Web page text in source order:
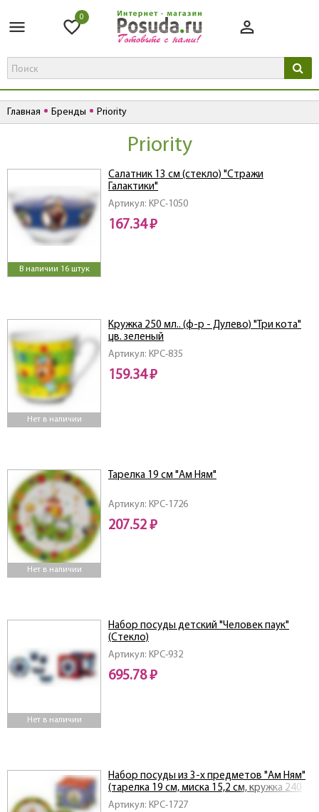
0
Главная Бренды Priority
Priority
В наличии 16 штук
Артикул: KPC-1050
Салатник 13 см (стекло) "Стражи
Галактики"
167.34 ₽
Нет в наличии
Артикул: КРС-835
Кружка 250 мл.. (ф-р - Дулево) "Три кота"
цв. зеленый
159.34 ₽
Нет в наличии
Артикул: КРС-1726
Тарелка 19 см "Ам Ням"
207.52 ₽
Нет в наличии
Артикул: KPC-932
Набор посуды детский "Человек паук"
(Стекло)
695.78 ₽
Артикул: КРС-1727
Набор посуды из 3-х предметов "Ам Ням"
(тарелка 19 см, миска 15,2 см, кружка 240
мл)